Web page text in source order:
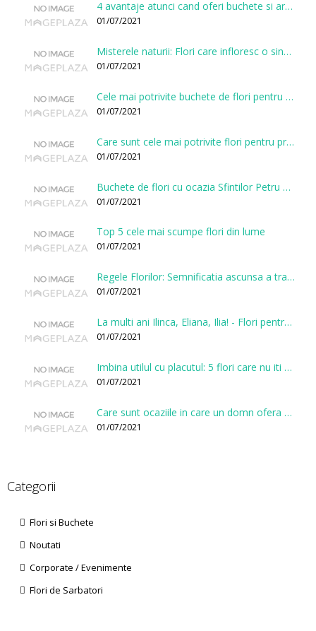
4 avantaje atunci cand oferi buchete si aranjamente printr-o florarie online
01/07/2021
Misterele naturii: Flori care infloresc o singura data la cateva sute de ani
01/07/2021
Cele mai potrivite buchete de flori pentru onomastici
01/07/2021
Care sunt cele mai potrivite flori pentru prima intalnire?
01/07/2021
Buchete de flori cu ocazia Sfintilor Petru si Pavel
01/07/2021
Top 5 cele mai scumpe flori din lume
01/07/2021
Regele Florilor: Semnificatia ascunsa a trandafirului
01/07/2021
La multi ani Ilinca, Eliana, Ilia! - Flori pentru doamnele sarbatorite de Sfantul Ilie
01/07/2021
Imbina utilul cu placutul: 5 flori care nu iti vor face gaura in buget
01/07/2021
Care sunt ocaziile in care un domn ofera flori?
01/07/2021
Categorii
Flori si Buchete
Noutati
Corporate / Evenimente
Flori de Sarbatori